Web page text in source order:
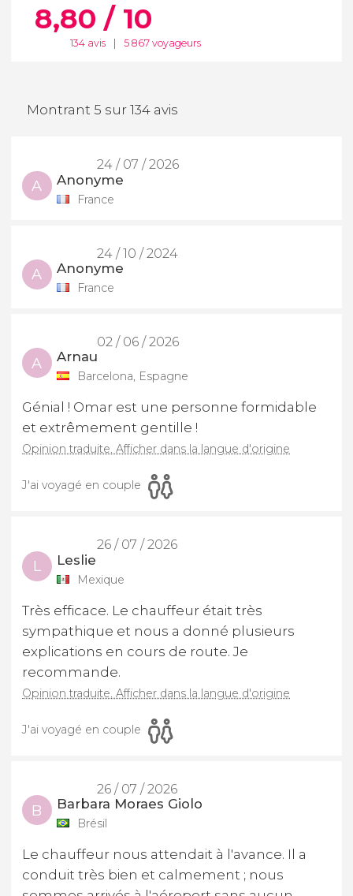
8,80 / 10
134 avis 5 867 voyageurs
Montrant 5 sur 134 avis
24 / 07 / 2026
A Anonyme
France
24 / 10 / 2024
A Anonyme
France
02 / 06 / 2026
A Arnau
Barcelona, Espagne
Génial ! Omar est une personne formidable
et extrêmement gentille !
Opinion traduite. Afficher dans la langue d'origine
J'ai voyagé en couple
26 / 07 / 2026
L Leslie
Mexique
Très efficace. Le chauffeur était très
sympathique et nous a donné plusieurs
explications en cours de route. Je
recommande.
Opinion traduite. Afficher dans la langue d'origine
J'ai voyagé en couple
26 / 07 / 2026
B Barbara Moraes Giolo
Brésil
Le chauffeur nous attendait à l'avance. Il a
conduit très bien et calmement ; nous